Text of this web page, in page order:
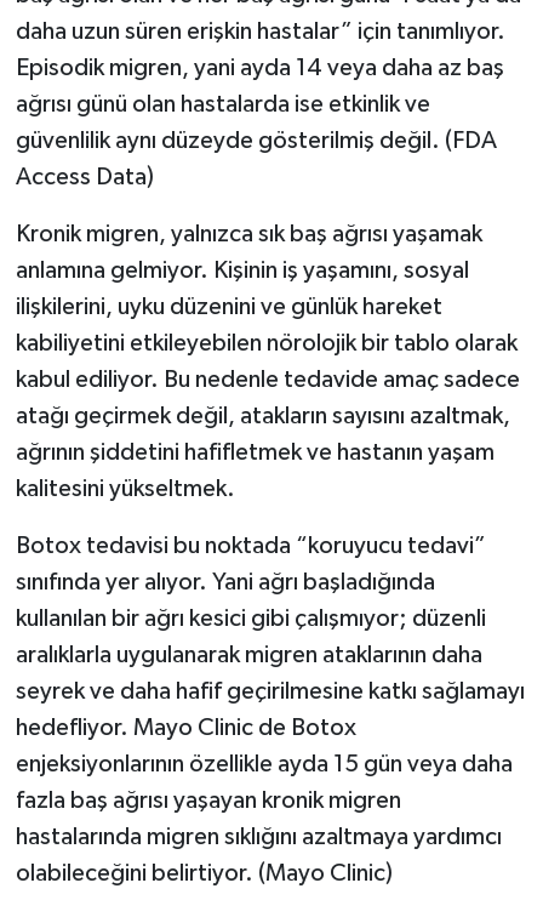
daha uzun süren erişkin hastalar” için tanımlıyor.
Episodik migren, yani ayda 14 veya daha az baş
ağrısı günü olan hastalarda ise etkinlik ve
güvenlilik aynı düzeyde gösterilmiş değil. (FDA
Access Data)
Kronik migren, yalnızca sık baş ağrısı yaşamak
anlamına gelmiyor. Kişinin iş yaşamını, sosyal
ilişkilerini, uyku düzenini ve günlük hareket
kabiliyetini etkileyebilen nörolojik bir tablo olarak
kabul ediliyor. Bu nedenle tedavide amaç sadece
atağı geçirmek değil, atakların sayısını azaltmak,
ağrının şiddetini hafifletmek ve hastanın yaşam
kalitesini yükseltmek.
Botox tedavisi bu noktada “koruyucu tedavi”
sınıfında yer alıyor. Yani ağrı başladığında
kullanılan bir ağrı kesici gibi çalışmıyor; düzenli
aralıklarla uygulanarak migren ataklarının daha
seyrek ve daha hafif geçirilmesine katkı sağlamayı
hedefliyor. Mayo Clinic de Botox
enjeksiyonlarının özellikle ayda 15 gün veya daha
fazla baş ağrısı yaşayan kronik migren
hastalarında migren sıklığını azaltmaya yardımcı
olabileceğini belirtiyor. (Mayo Clinic)